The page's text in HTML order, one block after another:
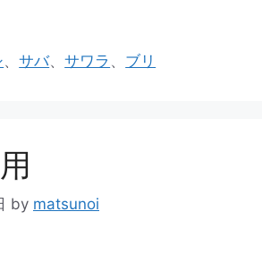
、サバ、サワラ 、 ブリ
by matsunoi